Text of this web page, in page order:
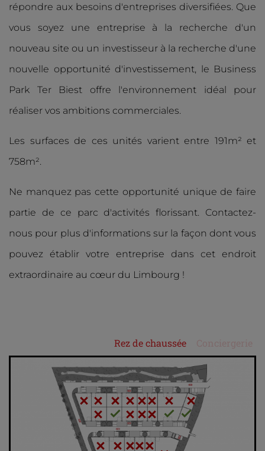
répondre aux besoins d'entreprises diversifiées. Que
vous soyez une entreprise à la recherche d'un
nouveau site ou un investisseur à la recherche d'une
nouvelle opportunité d'investissement, le Business
Park Ter Biest offre l'environnement idéal pour
réaliser vos ambitions commerciales.
Les surfaces de ces unités varient entre 191m² et
758m².
Ne manquez pas cette opportunité unique de faire
partie de ce parc d'activités florissant. Contactez-
nous pour plus d'informations sur la façon dont vous
pouvez établir votre entreprise dans cet endroit
extraordinaire au cœur du Limbourg !
Rez de chaussée